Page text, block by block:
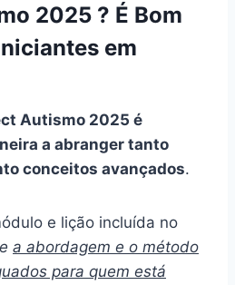
2025 ? É Bom
em
Autismo 2025 é
a abranger tanto
conceitos avançados.
e lição incluída no
a abordagem e o método
para quem está